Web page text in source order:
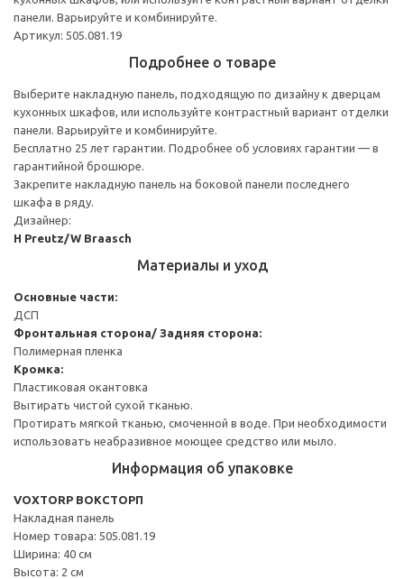
панели. Варьируйте и комбинируйте.
Артикул: 505.081.19
Подробнее о товаре
Выберите накладную панель, подходящую по дизайну к дверцам
кухонных шкафов, или используйте контрастный вариант отделки
панели. Варьируйте и комбинируйте.
Бесплатно 25 лет гарантии. Подробнее об условиях гарантии — в
гарантийной брошюре.
Закрепите накладную панель на боковой панели последнего
шкафа в ряду.
Дизайнер:
H Preutz/W Braasch
Материалы и уход
Основные части:
ДСП
Фронтальная сторона/ Задняя сторона:
Полимерная пленка
Кромка:
Пластиковая окантовка
Вытирать чистой сухой тканью.
Протирать мягкой тканью, смоченной в воде. При необходимости
использовать неабразивное моющее средство или мыло.
Информация об упаковке
VOXTORP ВОКСТОРП
Накладная панель
Номер товара: 505.081.19
Ширина: 40 см
Высота: 2 см